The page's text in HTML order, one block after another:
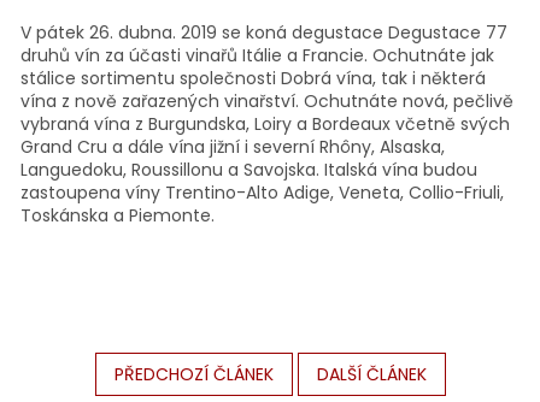
V pátek 26. dubna. 2019 se koná degustace Degustace 77
druhů vín za účasti vinařů Itálie a Francie. Ochutnáte jak
stálice sortimentu společnosti Dobrá vína, tak i některá
vína z nově zařazených vinařství. Ochutnáte nová, pečlivě
vybraná vína z Burgundska, Loiry a Bordeaux včetně svých
Grand Cru a dále vína jižní i severní Rhôny, Alsaska,
Languedoku, Roussillonu a Savojska. Italská vína budou
zastoupena víny Trentino-Alto Adige, Veneta, Collio-Friuli,
Toskánska a Piemonte.
PŘEDCHOZÍ ČLÁNEK DALŠÍ ČLÁNEK